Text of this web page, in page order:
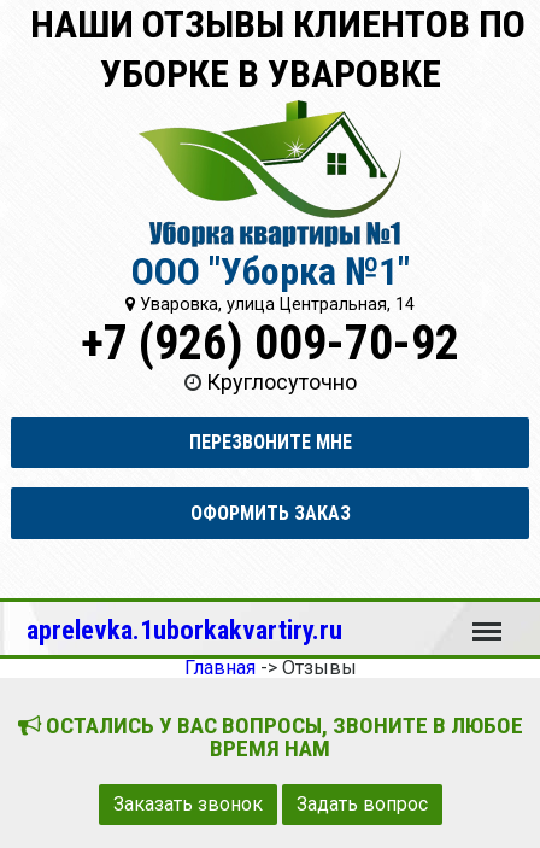
НАШИ ОТЗЫВЫ КЛИЕНТОВ ПО
УБОРКЕ В УВАРОВКЕ
ООО "Уборка №1"
Уваровка, улица Центральная, 14
+7 (926) 009-70-92
Круглосуточно
ПЕРЕЗВОНИТЕ МНЕ
ОФОРМИТЬ ЗАКАЗ
aprelevka.1uborkakvartiry.ru Меню
Главная-> Отзывы
ОСТАЛИСЬ У ВАС ВОПРОСЫ, ЗВОНИТЕ В ЛЮБОЕ
ВРЕМЯ НАМ
Заказать звонок Задать вопрос